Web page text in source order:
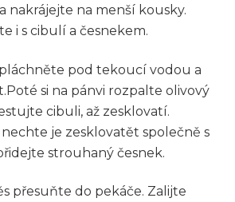
‍nakrájejte na menší kousky.
i s cibulí a česnekem.
pod tekoucí vodou a
si na pánvi rozpalte olivový
cibuli, až zesklovatí.
je​ zesklovatět společně s
strouhaný česnek.
přesuňte do pekáče. Zalijte